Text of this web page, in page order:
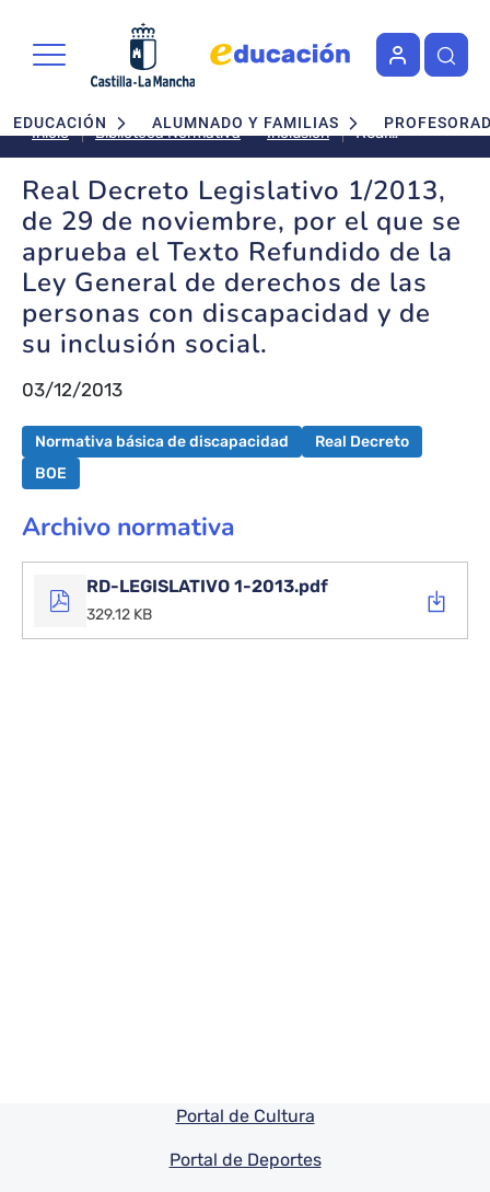
Navegación principal
EDUCACIÓN ALUMNADO Y FAMILIAS
Inicio Biblioteca Normativa Inclusión
Real
Decreto
Legislativo
1/2013, de
29 de
noviembre,
por el que
se aprueba
el Texto
derechos
de las
inclusión
Real Decreto Legislativo 1/2013,
de 29 de noviembre, por el que se
aprueba el Texto Refundido de la
Ley General de derechos de las
personas con discapacidad y de
su inclusión social.
03/12/2013
Normativa básica de discapacidad
Real Decreto
BOE
Archivo normativa
RD-LEGISLATIVO 1-2013.pdf
329.12 KB
Pie de pagina información
Portal de Cultura
Portal de Deportes